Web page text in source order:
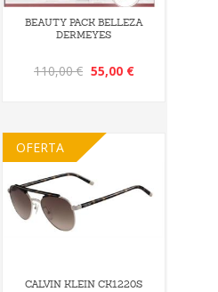
BEAUTY PACK BELLEZA
DERMEYES
110,00 € 55,00 €
OFERTA
CALVIN KLEIN CK1220S